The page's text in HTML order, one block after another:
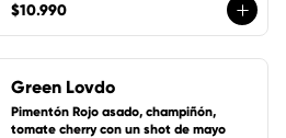
$10.990
Green Lovdo
Pimentón Rojo asado, champiñón,
tomate cherry con un shot de mayo